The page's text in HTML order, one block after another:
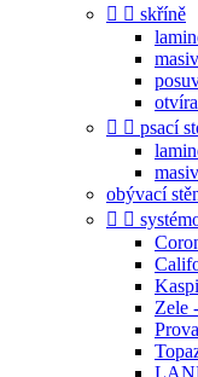
  skříně
masiv
  psací
masiv
obývací
 
Zele